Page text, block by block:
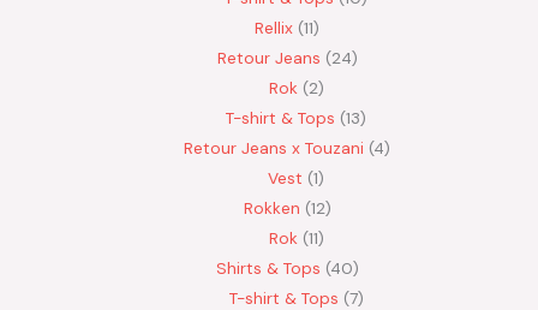
Rellix 11
Retour Jeans 24
Rok 2
T-shirt & Tops 13
Retour Jeans x Touzani 4
Vest 1
Rokken 12
Rok 11
Shirts & Tops 40
T-shirt & Tops 7